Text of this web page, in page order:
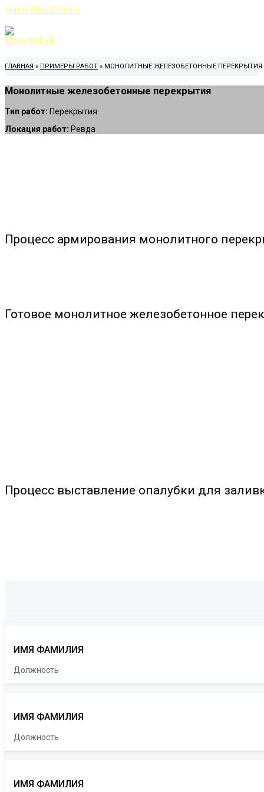
skip to Main Content
ГЛАВНАЯ » ПРИМЕРЫ РАБОТ » МОНОЛИТНЫЕ ЖЕЛЕЗОБЕТОННЫЕ ПЕРЕКРЫТИЯ
Монолитные железобетонные перекрытия
Тип работ: Перекрытия
Локация работ: Ревда
Процесс армирования монолитного
Готовое монолитное железобетонное
Процесс выставление опалубки для
ИМЯ ФАМИЛИЯ
Должность
ИМЯ ФАМИЛИЯ
Должность
ИМЯ ФАМИЛИЯ